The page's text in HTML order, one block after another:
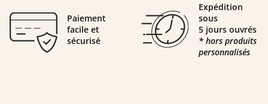
Paiement
facile et
sécurisé
Expédition
sous
5 jours ouvrés
* hors produits
personnalisés